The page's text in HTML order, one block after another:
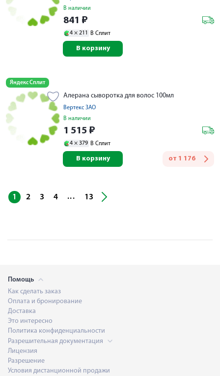
В наличии
841 ₽
4 × 211 В Сплит
В корзину
Яндекс Сплит
Алерана сыворотка для волос 100мл
Вертекс ЗАО
В наличии
1 515 ₽
4 × 379 В Сплит
от 1 176
В корзину
1 2 3 4 ... 13
Помощь
Как сделать заказ
Оплата и бронирование
Доставка
Это интересно
Политика конфиденциальности
Разрешительная документация
Лицензия
Разрешение
Условия дистанционной продажи